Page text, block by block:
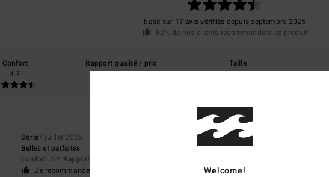
basé sur 17 avis vérifiés depuis septembre 2025
82% de nos clients recommandent ce produit
Confort
4.7
Rapport qualité / prix
4.7
Taille
Doris7 juillet 2026
Belles et patfaites
Confort: 5/5 Rapport qualité / prix
Je recommande ce produit
Welcome!